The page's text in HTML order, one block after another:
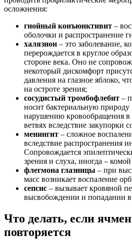
осложнения:
гнойный конъюнктивит –
оболочки и распространение
халязион – это заболевание,
перерождается в круглое
стороне века. Оно не
некоторый дискомфорт
давления на глазное яблоко,
на остроте зрения;
сосудистый тромбофлебит –
носит бактериальную
нарушению кровообращения в
ветвях вследствие закупорки
менингит – сложное
вследствие распространения
Сопровождается
зрения и слуха, иногда –
флегмона глазницы – при
масс возникает воспаление
сепсис – вызывает кровяной
высвобождении и попадании
Что делать, если
повторяется